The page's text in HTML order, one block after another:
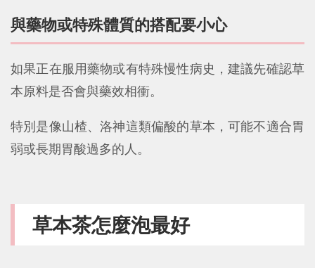
與藥物或特殊體質的搭配要小心
如果正在服用藥物或有特殊慢性病史，建議先確認草
本原料是否會與藥效相衝。
特別是像山楂、洛神這類偏酸的草本，可能不適合胃
弱或長期胃酸過多的人。
草本茶怎麼泡最好